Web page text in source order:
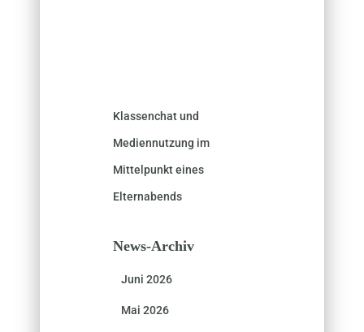
Klassenchat und
Mediennutzung im
Mittelpunkt eines
Elternabends
News-Archiv
Juni 2026
Mai 2026